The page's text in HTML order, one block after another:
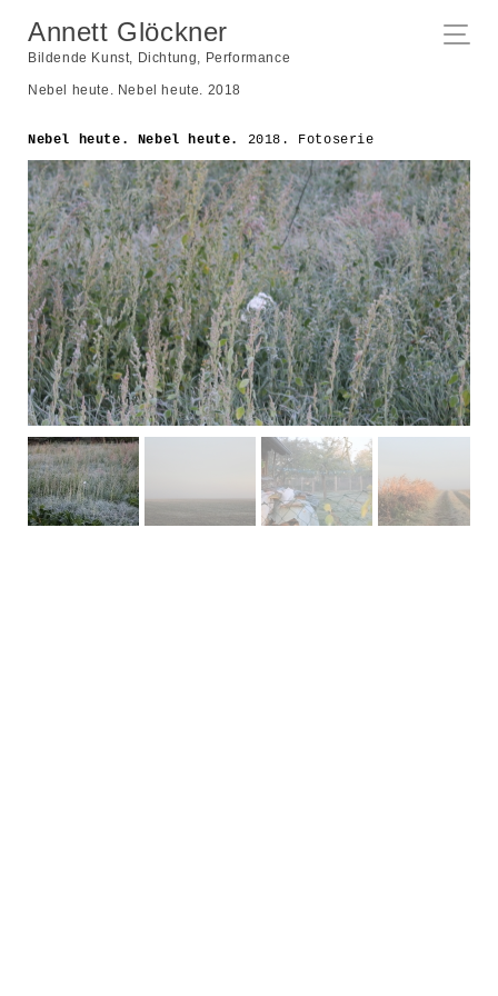
Annett Glöckner
Bildende Kunst, Dichtung, Performance
Nebel heute. Nebel heute. 2018
Nebel heute. Nebel heute. 2018. Fotoserie